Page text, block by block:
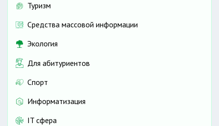
Туризм
Средства массовой информации
Экология
Для абитуриентов
Спорт
Информатизация
IT сфера